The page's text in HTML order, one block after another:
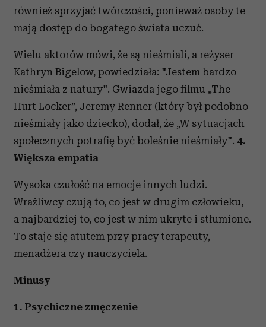
również sprzyjać twórczości, ponieważ osoby te
mają dostęp do bogatego świata uczuć.
Wielu aktorów mówi, że są nieśmiali, a reżyser
Kathryn Bigelow, powiedziała: "Jestem bardzo
nieśmiała z natury". Gwiazda jego filmu „The
Hurt Locker”, Jeremy Renner (który był podobno
nieśmiały jako dziecko), dodał, że „W sytuacjach
społecznych potrafię być boleśnie nieśmiały". 4.
Większa empatia
Wysoka czułość na emocje innych ludzi.
Wrażliwcy czują to, co jest w drugim człowieku,
a najbardziej to, co jest w nim ukryte i stłumione.
To staje się atutem przy pracy terapeuty,
menadżera czy nauczyciela.
Minusy
1. Psychiczne zmęczenie